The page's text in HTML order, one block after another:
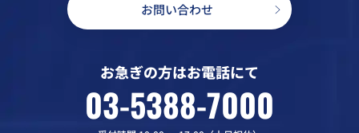
お問い合わせ
お急ぎの方はお電話にて
03-5388-7000